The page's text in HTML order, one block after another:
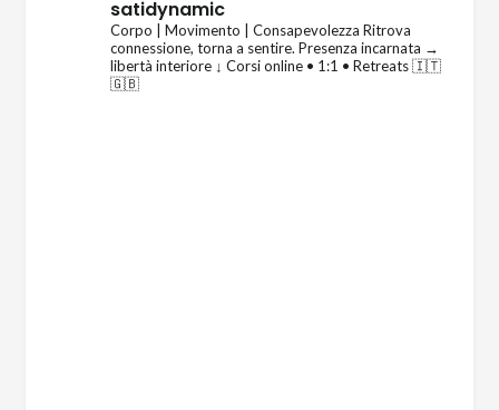
satidynamic
Corpo | Movimento | Consapevolezza Ritrova
connessione, torna a sentire. Presenza incarnata →
libertà interiore↓ Corsi online • 1:1 • Retreats 🇮🇹
🇬🇧